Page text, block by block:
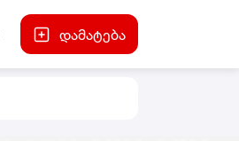
დამატება